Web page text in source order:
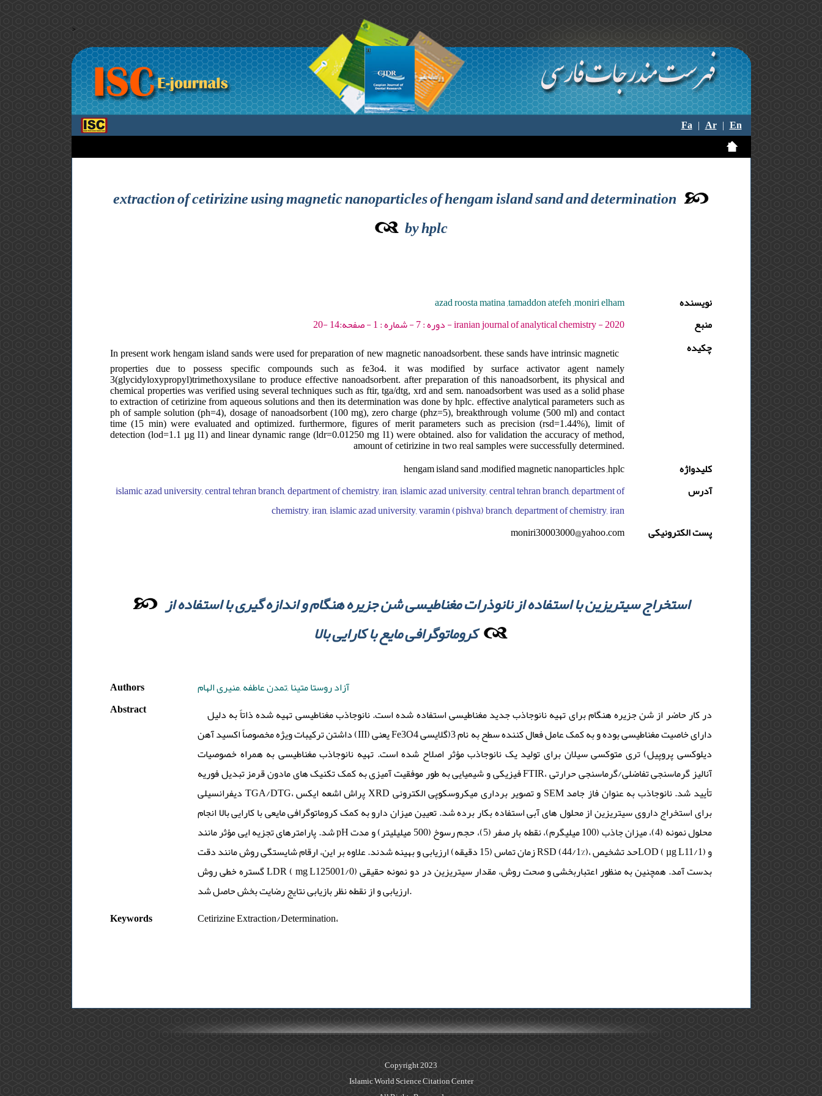
>
Fa|Ar|En
extraction of cetirizine using magnetic nanoparticles of hengam island sand and determination
by hplc
نویسنده
azad roosta matina ,tamaddon atefeh ,moniri elham
منبع
iranian journal of analytical chemistry - 2020 - دوره : 7 - شماره : 1 - صفحه:14 -20
چکیده
In present work hengam island sands were used for preparation of new magnetic nanoadsorbent. these sands have intrinsic magnetic
properties due to possess specific compounds such as fe3o4. it was modified by surface activator agent namely
3(glycidyloxypropyl)trimethoxysilane to produce effective nanoadsorbent. after preparation of this nanoadsorbent, its physical and
chemical properties was verified using several techniques such as ftir, tga/dtg, xrd and sem. nanoadsorbent was used as a solid phase
to extraction of cetirizine from aqueous solutions and then its determination was done by hplc. effective analytical parameters such as
ph of sample solution (ph=4), dosage of nanoadsorbent (100 mg), zero charge (phz=5), breakthrough volume (500 ml) and contact
time (15 min) were evaluated and optimized. furthermore, figures of merit parameters such as precision (rsd=1.44%), limit of
detection (lod=1.1 µg l1) and linear dynamic range (ldr=0.01250 mg l1) were obtained. also for validation the accuracy of method,
amount of cetirizine in two real samples were successfully determined.
کلیدواژه
hengam island sand ,modified magnetic nanoparticles ,hplc
آدرس
islamic azad university, central tehran branch, department of chemistry, iran, islamic azad university, central tehran branch, department of
chemistry, iran, islamic azad university, varamin (pishva) branch, department of chemistry, iran
پست الکترونیکی
moniri30003000@yahoo.com
استخراج سیتریزین با استفاده از نانوذرات مغناطیسی شن جزیره هنگام و اندازه گیری با استفاده از
کروماتوگرافی مایع با کارایی بالا
Authors
آزاد روستا متینا ,تمدن عاطفه ,منیری الهام
Abstract
در کار حاضر از شن جزیره هنگام برای تهیه نانوجاذب جدید مغناطیسی استفاده شده است. نانوجاذب مغناطیسی تهیه شده ذاتاً به دلیل
داشتن ترکیبات ویژه مخصوصاً اکسید آهن (III) یعنی Fe3O4 دارای خاصیت مغناطیسی بوده و به کمک عامل فعال کننده سطح به نام 3(گلایسی
دیلوکسی پروپیل) تری متوکسی سیلان برای تولید یک نانوجاذب مؤثر اصلاح شده است. تهیه نانوجاذب مغناطیسی به همراه خصوصیات
فیزیکی و شیمیایی به طور موفقیت ­آمیزی به کمک تکنیک های مادون قرمز تبدیل فوریه FTIR، آنالیز گرماسنجی تفاضلی/گرماسنجی حرارتی
دیفرانسیلی TGA/DTG، پراش اشعه ایکس XRD و تصویر برداری میکروسکوپی الکترونی SEM تأیید شد. نانوجاذب به عنوان فاز جامد
برای استخراج داروی سیتریزین از محلول­ های آبی استفاده بکار برده شد. تعیین میزان دارو به کمک کروماتوگرافی مایعی با کارایی بالا انجام
شد. پارامترهای تجزیه ایی مؤثر مانند pH محلول نمونه (4)، میزان جاذب (100 میلی­گرم)، نقطه بار صفر (5)، حجم رسوخ (500 میلی­لیتر) و مدت
زمان تماس (15 دقیقه) ارزیابی و بهینه شدند. علاوه بر این، ارقام شایستگی روش مانند دقت RSD (44/1%)، حد تشخیصLOD ( µg L11/1) و
گستره خطی روش LDR ( mg L125001/0) بدست آمد. همچنین به ­منظور اعتباربخشی و صحت روش، مقدار سیتریزین در دو نمونه حقیقی
ارزیابی و از نقطه نظر بازیابی نتایج رضایت­ بخش حاصل شد.
Keywords
Cetirizine Extraction/Determination،
Copyright 2023
Islamic World Science Citation Center